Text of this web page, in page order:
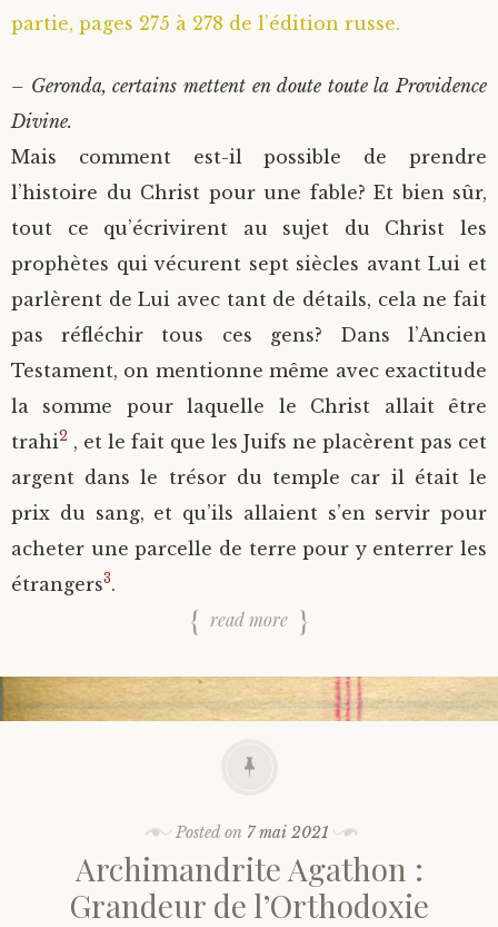
partie, pages 275 à 278 de l’édition russe.
– Geronda, certains mettent en doute toute la Providence
Divine.
Mais comment est-il possible de prendre
l’histoire du Christ pour une fable? Et bien sûr,
tout ce qu’écrivirent au sujet du Christ les
prophètes qui vécurent sept siècles avant Lui et
parlèrent de Lui avec tant de détails, cela ne fait
pas réfléchir tous ces gens? Dans l’Ancien
Testament, on mentionne même avec exactitude
la somme pour laquelle le Christ allait être
trahi2 , et le fait que les Juifs ne placèrent pas cet
argent dans le trésor du temple car il était le
prix du sang, et qu’ils allaient s’en servir pour
acheter une parcelle de terre pour y enterrer les
étrangers3.
read more
Posted on 7 mai 2021
Archimandrite Agathon :
Grandeur de l’Orthodoxie